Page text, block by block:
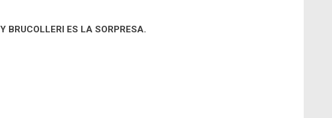
BRUCOLLERI ES LA SORPRESA.